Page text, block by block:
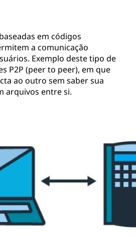
em códigos
a comunicação
Exemplo deste tipo de
P2P (peer to peer), em que
ao outro sem saber sua
arquivos entre si.